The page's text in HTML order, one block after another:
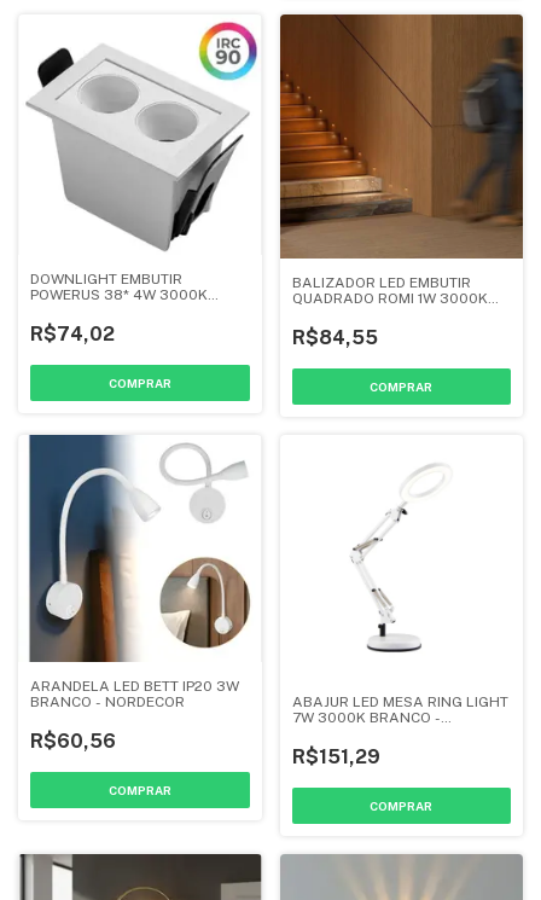
DOWNLIGHT EMBUTIR
POWERUS 38* 4W 3000K
R$74,02
BALIZADOR LED EMBUTIR
QUADRADO ROMI 1W 3000K
R$84,55
ARANDELA LED BETT IP20 3W
BRANCO - NORDECOR
R$60,56
ABAJUR LED MESA RING LIGHT
7W 3000K BRANCO -
R$151,29